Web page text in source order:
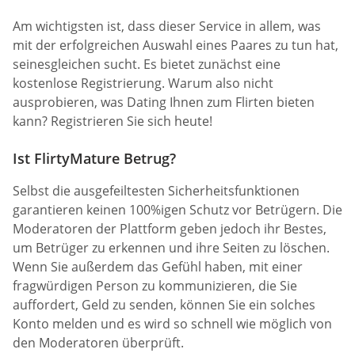
Am wichtigsten ist, dass dieser Service in allem, was
mit der erfolgreichen Auswahl eines Paares zu tun hat,
seinesgleichen sucht. Es bietet zunächst eine
kostenlose Registrierung. Warum also nicht
ausprobieren, was Dating Ihnen zum Flirten bieten
kann? Registrieren Sie sich heute!
Ist FlirtyMature Betrug?
Selbst die ausgefeiltesten Sicherheitsfunktionen
garantieren keinen 100%igen Schutz vor Betrügern. Die
Moderatoren der Plattform geben jedoch ihr Bestes,
um Betrüger zu erkennen und ihre Seiten zu löschen.
Wenn Sie außerdem das Gefühl haben, mit einer
fragwürdigen Person zu kommunizieren, die Sie
auffordert, Geld zu senden, können Sie ein solches
Konto melden und es wird so schnell wie möglich von
den Moderatoren überprüft.